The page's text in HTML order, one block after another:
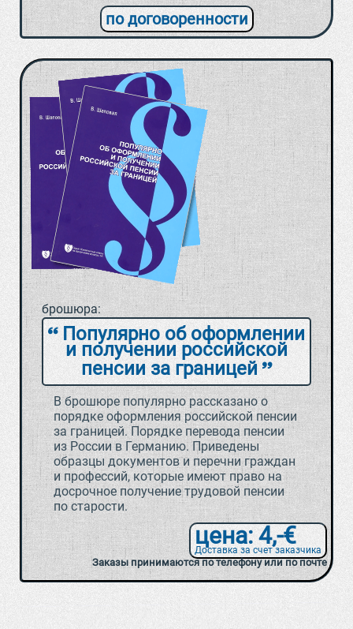
по договоренности
брошюра:
Популярно об оформлении
и получении российской
пенсии за границей
В брошюре популярно рассказано о
порядке оформления российской пенсии
за границей. Порядке перевода пенсии
из России в Германию. Приведены
образцы документов и перечни граждан
и профессий, которые имеют право на
досрочное получение трудовой пенсии
по старости.
цена: 4,-€
Доставка за счет заказчика
Заказы принимаются по телефону или по почте